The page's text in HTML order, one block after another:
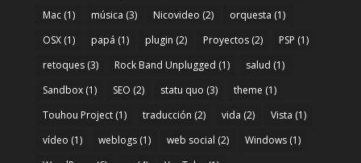
Mac(1) música (3) Nicovideo (2) orquesta (1)
OSX(1) papá (1) plugin (2) Proyectos(2) PSP (1)
retoques(3) Rock Band Unplugged (1) salud (1)
Sandbox(1) SEO (2) statu quo (3) theme (1)
Touhou Project(1) traducción (2) vida (2) Vista (1)
vídeo (1) weblogs(1) web social (2) Windows(1)